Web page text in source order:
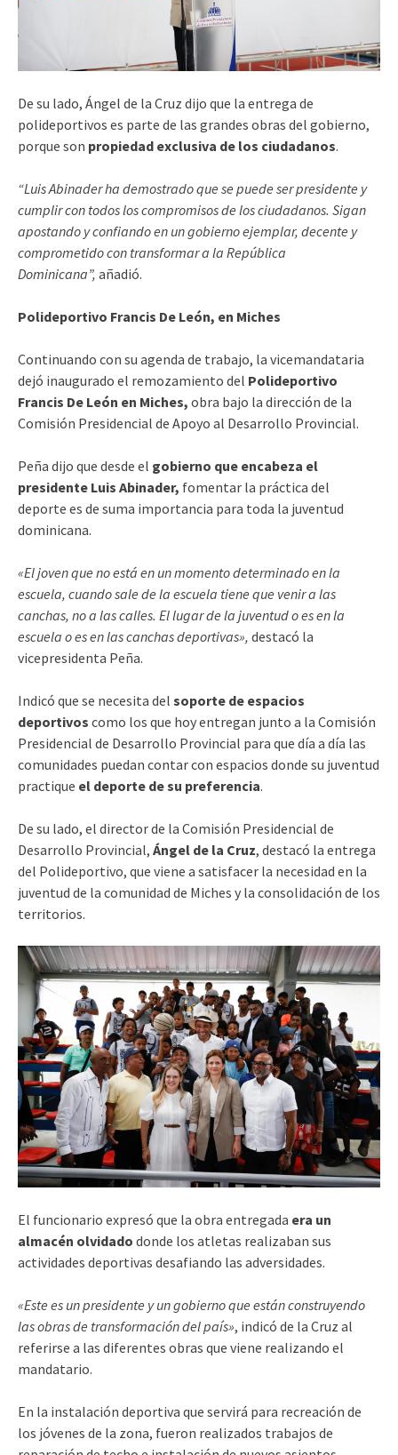
De su lado, Ángel de la Cruz dijo que la entrega de
polideportivos es parte de las grandes obras del gobierno,
porque son propiedad exclusiva de los ciudadanos.
“Luis Abinader ha demostrado que se puede ser presidente y
cumplir con todos los compromisos de los ciudadanos. Sigan
apostando y confiando en un gobierno ejemplar, decente y
comprometido con transformar a la República
Dominicana”, añadió.
Polideportivo Francis De León, en Miches
Continuando con su agenda de trabajo, la vicemandataria
dejó inaugurado el remozamiento del Polideportivo
Francis De León en Miches, obra bajo la dirección de la
Comisión Presidencial de Apoyo al Desarrollo Provincial.
Peña dijo que desde el gobierno que encabeza el
presidente Luis Abinader, fomentar la práctica del
deporte es de suma importancia para toda la juventud
dominicana.
«El joven que no está en un momento determinado en la
escuela, cuando sale de la escuela tiene que venir a las
canchas, no a las calles. El lugar de la juventud o es en la
escuela o es en las canchas deportivas», destacó la
vicepresidenta Peña.
Indicó que se necesita del soporte de espacios
deportivos como los que hoy entregan junto a la Comisión
Presidencial de Desarrollo Provincial para que día a día las
comunidades puedan contar con espacios donde su juventud
practique el deporte de su preferencia.
De su lado, el director de la Comisión Presidencial de
Desarrollo Provincial, Ángel de la Cruz, destacó la entrega
del Polideportivo, que viene a satisfacer la necesidad en la
juventud de la comunidad de Miches y la consolidación de los
territorios.
El funcionario expresó que la obra entregada era un
almacén olvidado donde los atletas realizaban sus
actividades deportivas desafiando las adversidades.
«Este es un presidente y un gobierno que están construyendo
las obras de transformación del país», indicó de la Cruz al
referirse a las diferentes obras que viene realizando el
mandatario.
En la instalación deportiva que servirá para recreación de
los jóvenes de la zona, fueron realizados trabajos de